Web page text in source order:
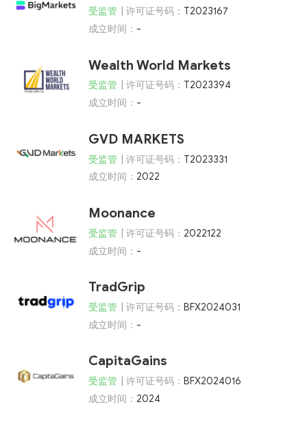
受监管 | 许可证号码： T2023167
成立时间： -
Wealth World Markets
受监管 | 许可证号码： T2023394
成立时间： -
GVD MARKETS
受监管 | 许可证号码： T2023331
成立时间： 2022
Moonance
受监管 | 许可证号码： 2022122
成立时间： -
TradGrip
受监管 | 许可证号码： BFX2024031
成立时间： -
CapitaGains
受监管 | 许可证号码： BFX2024016
成立时间： 2024